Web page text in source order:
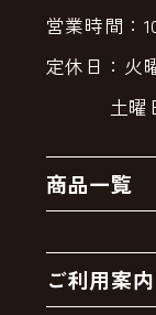
営業時間：
定休日：火
土曜
商品一覧
クーポン
ご利用案内